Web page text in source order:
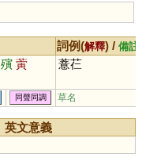
詞例(解釋) / 備註
殥 蔩 薏芢
同聲同調 草名
英文意義